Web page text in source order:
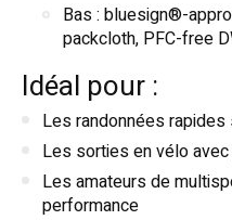
Bas : bluesign®-
packcloth, PFC-free
Idéal pour :
Les randonnées
Les sorties en vélo
Les amateurs de
performance